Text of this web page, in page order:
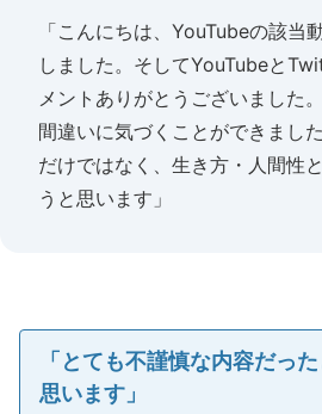
「こんにちは、YouTubeの該当
しました。そしてYouTubeと
メントありがとうございました
間違いに気づくことができまし
だけではなく、生き方・人間性
うと思います」
「とても不謹慎な内容だっ
思います」